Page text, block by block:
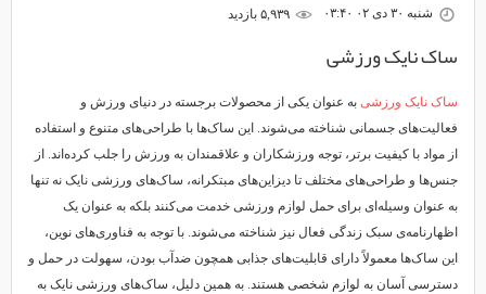
شنبه ۳۰ دی ۰۲ ۰۳:۴۰
ساک نایک ورزشی
ساک‌ نایک ورزشی به عنوان یکی از محصولات برجسته در دنیای ورزش و
فعالیت‌های جسمانی شناخته می‌شوند. این ساک‌ها با طراحی‌های متنوع و استفاده
از مواد با کیفیت برتر، توجه ورزشکاران و علاقمندان به ورزش را جلب کرده‌اند. از
جنس‌ها و طراحی‌های مختلف تا دیزاین‌های مبتکرانه، ساک‌های ورزشی نایک نه تنها
به عنوان وسیله‌ای برای حمل لوازم ورزشی خدمت می‌کنند بلکه به عنوان یک
اظهارنامه‌ی سبک زندگی فعال نیز شناخته می‌شوند. با توجه به فناوری‌های نوین،
این ساک‌ها معمولاً دارای قابلیت‌های جذابی همچون ضدآب بودن، سهولت در حمل و
دسترسی آسان به لوازم شخصی هستند. به همین دلیل، ساک‌های ورزشی نایک به